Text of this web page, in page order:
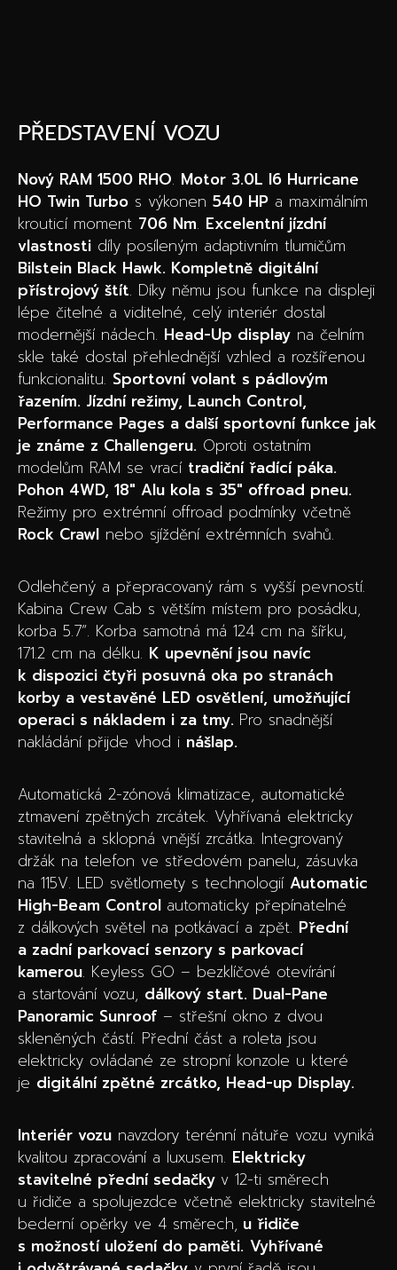
PŘEDSTAVENÍ VOZU
Nový RAM 1500 RHO. Motor 3.0L I6 Hurricane
HO Twin Turbo s výkonen 540 HP a maximálním
krouticí moment 706 Nm. Excelentní jízdní
vlastnosti díly posíleným adaptivním tlumičům
Bilstein Black Hawk. Kompletně digitální
přístrojový štít. Díky němu jsou funkce na displeji
lépe čitelné a viditelné, celý interiér dostal
modernější nádech. Head-Up display na čelním
skle také dostal přehlednější vzhled a rozšířenou
funkcionalitu. Sportovní volant s pádlovým
řazením. Jízdní režimy, Launch Control,
Performance Pages a další sportovní funkce jak
je známe z Challengeru. Oproti ostatním
modelům RAM se vrací tradiční řadící páka.
Pohon 4WD, 18″ Alu kola s 35″ offroad pneu.
Režimy pro extrémní offroad podmínky včetně
Rock Crawl nebo sjíždění extrémních svahů.
Odlehčený a přepracovaný rám s vyšší pevností.
Kabina Crew Cab s větším místem pro posádku,
korba 5.7“. Korba samotná má 124 cm na šířku,
171.2 cm na délku. K upevnění jsou navíc
k dispozici čtyři posuvná oka po stranách
korby a vestavěné LED osvětlení, umožňující
operaci s nákladem i za tmy. Pro snadnější
nakládání přijde vhod i nášlap.
Automatická 2-zónová klimatizace, automatické
ztmavení zpětných zrcátek. Vyhřívaná elektricky
stavitelná a sklopná vnější zrcátka. Integrovaný
držák na telefon ve středovém panelu, zásuvka
na 115V. LED světlomety s technologií Automatic
High-Beam Control automaticky přepínatelné
z dálkových světel na potkávací a zpět. Přední
a zadní parkovací senzory s parkovací
kamerou. Keyless GO – bezklíčové otevírání
a startování vozu, dálkový start. Dual-Pane
Panoramic Sunroof – střešní okno z dvou
skleněných částí. Přední část a roleta jsou
elektricky ovládané ze stropní konzole u které
je digitální zpětné zrcátko, Head-up Display.
Interiér vozu navzdory terénní nátuře vozu vyniká
kvalitou zpracování a luxusem. Elektricky
stavitelné přední sedačky v 12-ti směrech
u řidiče a spolujezdce včetně elektricky stavitelné
bederní opěrky ve 4 směrech, u řidiče
s možností uložení do paměti. Vyhřívané